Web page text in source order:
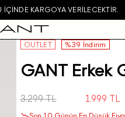
KARGOYA VERILECEKTIR.
OUTLET %39 İndirim
GANT Erkek
3.299 TL 1.999 TL
Son 10 Günün En Düşük